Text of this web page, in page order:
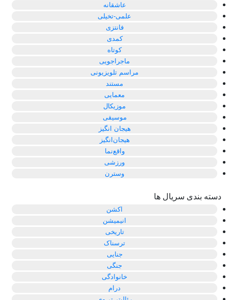
عاشقانه
علمی-تخیلی
فانتزی
کمدی
کوتاه
ماجراجویی
مراسم تلویزیونی
مستند
معمایی
موزیکال
موسیقی
هیجان انگیز
هیجان‌انگیز
واقع‌نما
ورزشی
وسترن
دسته بندی سریال ها
اکشن
انیمیشن
تاریخی
ترسناک
جنایی
جنگی
خانوادگی
درام